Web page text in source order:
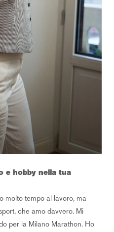
e hobby nella tua
molto tempo al lavoro, ma
che amo davvero. Mi
per la Milano Marathon. Ho